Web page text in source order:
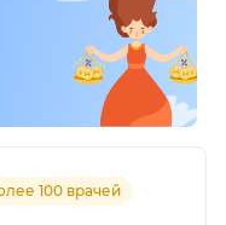
100 врачей